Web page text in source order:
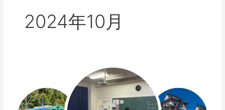
2024年10月